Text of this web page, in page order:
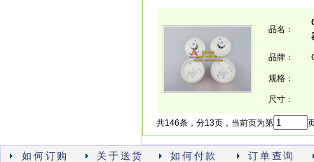
品名：
品牌：
规格：
尺寸：
共146条，分13页，当前页为第
如何订购 关于送货 如何付款 订单查询